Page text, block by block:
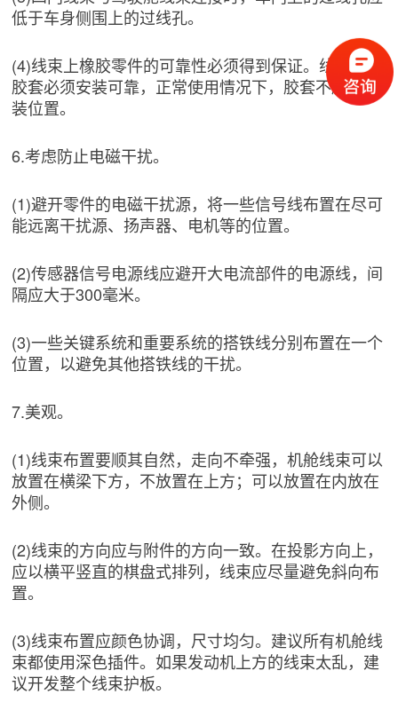
低于车身侧围上的过线孔。
(4)线束上橡胶零件的可靠性必须得到保证。线束过孔
胶套必须安装可靠，正常使用情况下，胶套不脱离安
装位置。
6.考虑防止电磁干扰。
(1)避开零件的电磁干扰源，将一些信号线布置在尽可
能远离干扰源、扬声器、电机等的位置。
(2)传感器信号电源线应避开大电流部件的电源线，间
隔应大于300毫米。
(3)一些关键系统和重要系统的搭铁线分别布置在一个
位置，以避免其他搭铁线的干扰。
7.美观。
(1)线束布置要顺其自然，走向不牵强，机舱线束可以
放置在横梁下方，不放置在上方；可以放置在内放在
外侧。
(2)线束的方向应与附件的方向一致。在投影方向上，
应以横平竖直的棋盘式排列，线束应尽量避免斜向布
置。
(3)线束布置应颜色协调，尺寸均匀。建议所有机舱线
束都使用深色插件。如果发动机上方的线束太乱，建
议开发整个线束护板。